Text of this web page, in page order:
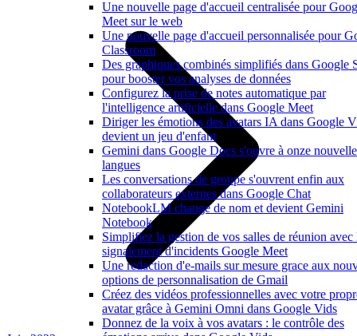
Une nouvelle page d'accueil centralisée pour
Meet sur le web
Une nouvelle page d'accueil personnalisée pour
Classroom
Des graphiques combinés simplifiés dans Google
pour booster vos analyses de données
Configurez la prise de notes automatique par
l'intelligence artificielle dans Google Meet
Diriger les émotions des avatars IA dans Google
devient un jeu d'enfant
Gemini dans Google Docs s'ouvre à onze
langues
Les conversations de groupe s'ouvrent enfin aux
collaborateurs externes dans Google Chat
NotebookLM change de nom et devient Gemini
Notebook
Simplifiez la gestion de vos salles de réunion avec
signalement d'incidents Google Meet
Une redaction d'e-mails sur mesure grace aux
options de personnalisation de Gmail
Créez des vidéos professionnelles avec votre
avatar grâce à Gemini Omni dans Google Vids
Donnez de la voix à vos avatars : le contrôle des